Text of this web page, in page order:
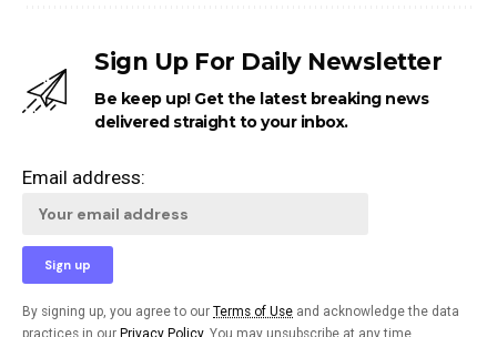
Sign Up For Daily Newsletter
Be keep up! Get the latest breaking news
delivered straight to your inbox.
Email address:
By signing up, you agree to our Terms of Use and acknowledge the data